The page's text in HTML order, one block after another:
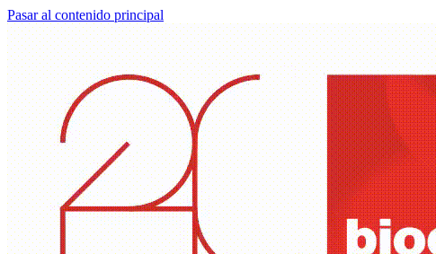
Pasar al contenido principal